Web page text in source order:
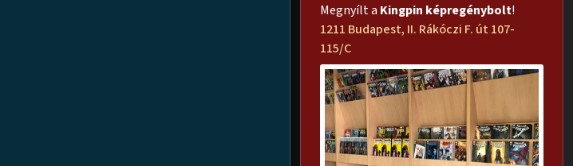
Megnyílt a Kingpin képregénybolt!
1211 Budapest, II. Rákóczi F. út 107-
115/C